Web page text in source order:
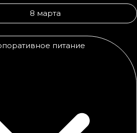
8 марта
питание